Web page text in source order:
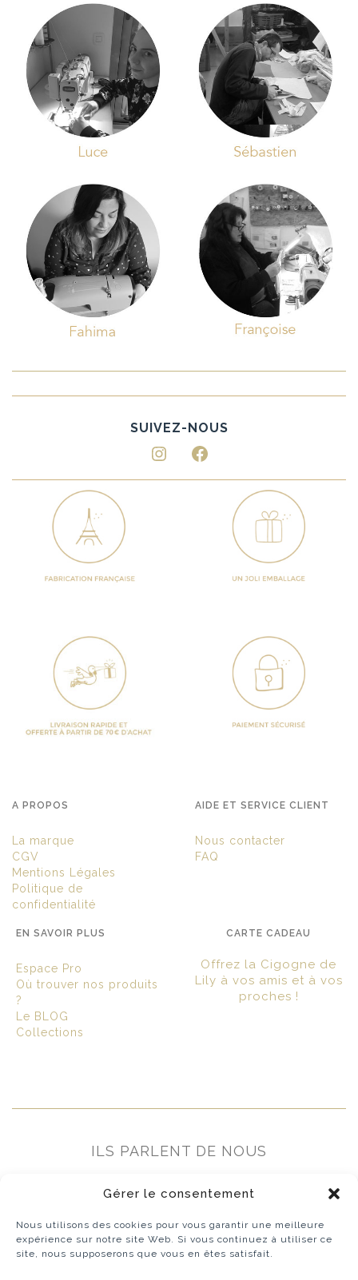
Gérer le consentement
Nous utilisons des cookies pour vous garantir une meilleure
expérience sur notre site Web. Si vous continuez à utiliser ce
site, nous supposerons que vous en êtes satisfait.
Instagram Facebook
A PROPOS
La marque
CGV
Mentions Légales
Politique de
confidentialité
AIDE ET SERVICE CLIENT
Nous contacter
FAQ
EN SAVOIR PLUS
Espace Pro
Où trouver nos produits
?
Le BLOG
Collections
CARTE CADEAU
Offrez la Cigogne de
Lily à vos amis et à vos
proches !
ILS PARLENT DE NOUS